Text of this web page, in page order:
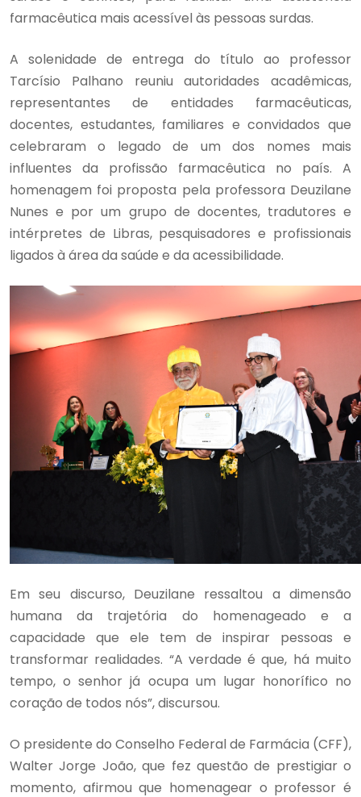
farmacêutica mais acessível às pessoas surdas.
A solenidade de entrega do título ao professor
Tarcísio Palhano reuniu autoridades acadêmicas,
representantes de entidades farmacêuticas,
docentes, estudantes, familiares e convidados que
celebraram o legado de um dos nomes mais
influentes da profissão farmacêutica no país. A
homenagem foi proposta pela professora Deuzilane
Nunes e por um grupo de docentes, tradutores e
intérpretes de Libras, pesquisadores e profissionais
ligados à área da saúde e da acessibilidade.
Em seu discurso, Deuzilane ressaltou a dimensão
humana da trajetória do homenageado e a
capacidade que ele tem de inspirar pessoas e
transformar realidades. “A verdade é que, há muito
tempo, o senhor já ocupa um lugar honorífico no
coração de todos nós”, discursou.
O presidente do Conselho Federal de Farmácia (CFF),
Walter Jorge João, que fez questão de prestigiar o
momento, afirmou que homenagear o professor é